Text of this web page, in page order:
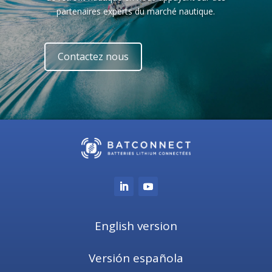
partenaires experts du marché nautique.
Contactez nous
English version
Versión española